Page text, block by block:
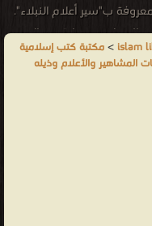
ب"سير أعلام النبلاء".
بداية من الهجرة
النبوية وحتى سنة 1300م/700هـ مبنيا على 70 طبقة (أي 700سنة
زمنيا هاما في نشأة
islam
>مكتبة كتب إسلامية
المشاهير والأعلام وذيله